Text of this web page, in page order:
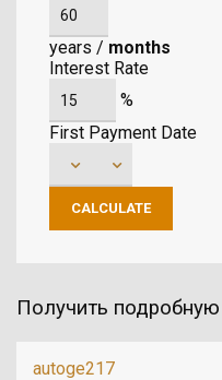
years / months
Interest Rate
%
First Payment Date
Получить
autoge217